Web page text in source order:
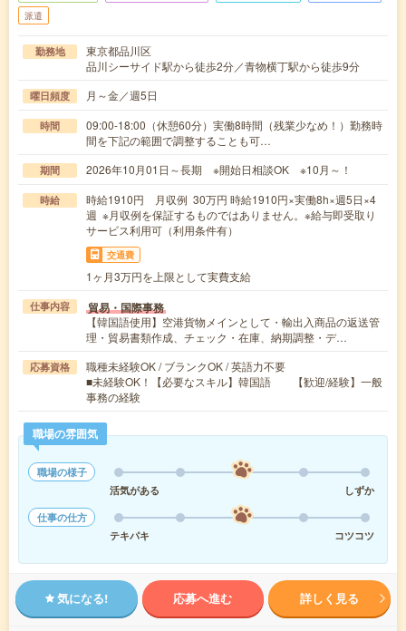
派遣
勤務地
東京都品川区
品川シーサイド駅から徒歩2分／青物横丁駅から徒歩9分
曜日頻度 月～金／週5日
時間
09:00-18:00（休憩60分）実働8時間（残業少なめ！）勤務時
間を下記の範囲で調整することも可…
期間 2026年10月01日～長期 ※開始日相談OK ※10月～！
時給
時給1910円 月収例 30万円 時給1910円×実働8h×週5日×4
週 ※月収例を保証するものではありません。※給与即受取り
サービス利用可（利用条件有）
交通費
1ヶ月3万円を上限として実費支給
仕事内容 貿易・国際事務
【韓国語使用】空港貨物メインとして・輸出入商品の返送管
理・貿易書類作成、チェック・在庫、納期調整・デ…
応募資格
職種未経験OK / ブランクOK / 英語力不要
■未経験OK！【必要なスキル】韓国語 【歓迎/経験】一般
事務の経験
職場の雰囲気
職場の様子
活気がある
しずか
仕事の仕方
テキパキ
コツコツ
気になる! 応募へ進む 詳しく見る